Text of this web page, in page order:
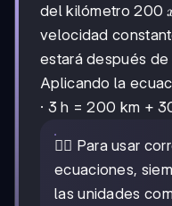
del kilómetro 200
velocidad
estará después de
Aplicando la
· 3 h = 200 km +
🚴‍♂️ Para usar
ecuaciones,
las unidades